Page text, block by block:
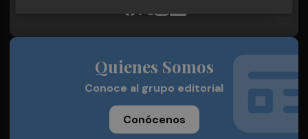
Quienes Somos
Conoce al grupo editorial
Conócenos